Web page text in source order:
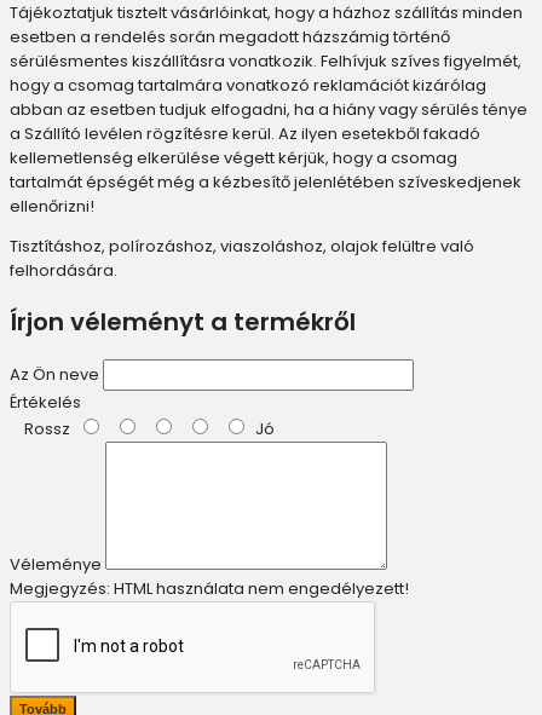
Tájékoztatjuk tisztelt vásárlóinkat, hogy a házhoz szállítás minden
esetben a rendelés során megadott házszámig történő
sérülésmentes kiszállításra vonatkozik. Felhívjuk szíves figyelmét,
hogy a csomag tartalmára vonatkozó reklamációt kizárólag
abban az esetben tudjuk elfogadni, ha a hiány vagy sérülés ténye
a Szállító levélen rögzítésre kerül. Az ilyen esetekből fakadó
kellemetlenség elkerülése végett kérjük, hogy a csomag
tartalmát épségét még a kézbesítő jelenlétében szíveskedjenek
ellenőrizni!
Tisztításhoz, polírozáshoz, viaszoláshoz, olajok felültre való
felhordására.
Írjon véleményt a termékről
Az Ön neve
Értékelés
Rossz
Jó
Véleménye
Megjegyzés: HTML használata nem engedélyezett!
Tovább